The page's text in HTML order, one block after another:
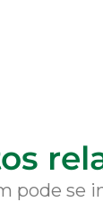
pode se